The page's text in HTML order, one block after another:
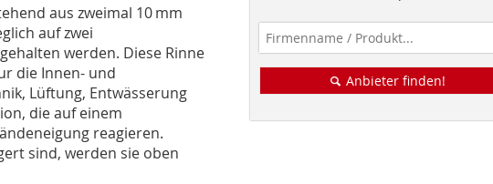
aus zweimal 10 mm
auf zwei
werden. Diese Rinne
die Innen- und
Lüftung, Entwässerung
die auf einem
reagieren.
sind, werden sie oben
Anbieter finden!